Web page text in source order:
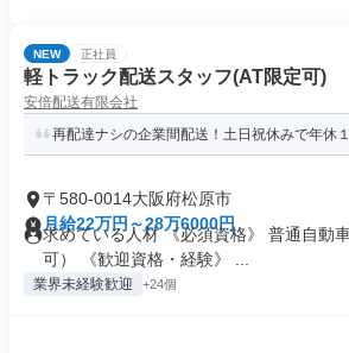
NEW 正社員
軽トラック配送スタッフ(AT限定可)
安倍配送有限会社
再配達ナシの企業間配送！土日祝休みで年休
〒580-0014大阪府松原市
月給22万円～28万6000円
求めている人材 《必須資格》 普通自動
可） 《歓迎資格・経験》 ...
業界未経験歓迎 +24個